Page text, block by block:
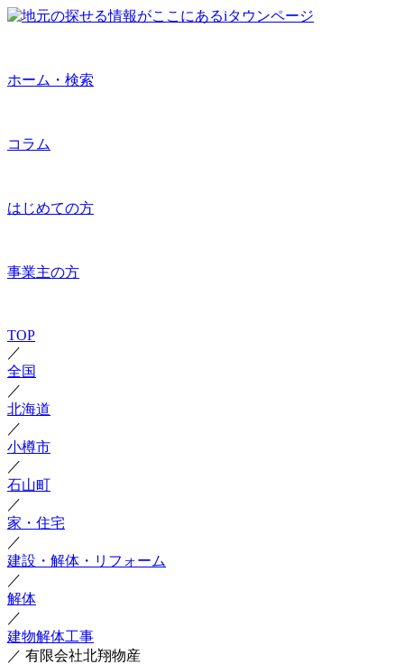
ホーム・検索
コラム
はじめての方
事業主の方
TOP
／
全国
／
北海道
／
小樽市
／
石山町
／
家・住宅
／
建設・解体・リフォーム
／
解体
／
建物解体工事
／ 有限会社北翔物産